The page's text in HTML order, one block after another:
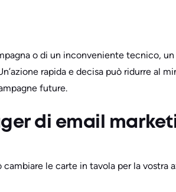
o di un inconveniente tecnico,
rapida e decisa può ridurre al
future.
di email
le carte in tavola per la vostra